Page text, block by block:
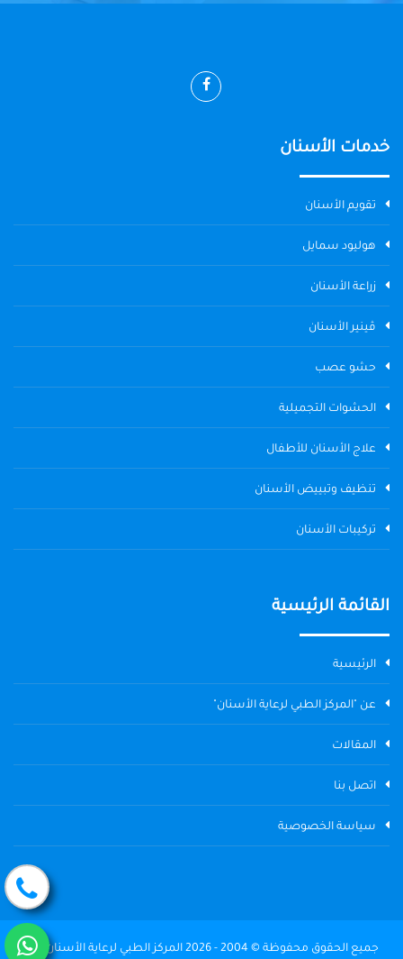
خدمات الأسنان
تقويم الأسنان
هوليود سمايل
زراعة الأسنان
ڤينير الأسنان
حشو عصب
الحشوات التجميلية
علاج الأسنان للأطفال
تنظيف وتبييض الأسنان
تركيبات الأسنان
القائمة الرئيسية
الرئيسية
عن "المركز الطبي لرعاية الأسنان"
المقالات
اتصل بنا
سياسة الخصوصية
جميع الحقوق محفوظة © 2004 - 2026 المركز الطبي لرعاية الأسنان The